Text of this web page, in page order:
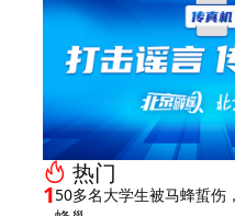
热门
150多名大学生被马蜂蜇伤